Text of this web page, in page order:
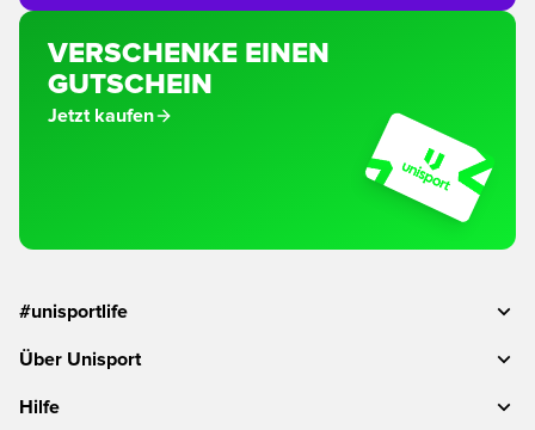
VERSCHENKE EINEN
GUTSCHEIN
Jetzt kaufen
#unisportlife
Über Unisport
Hilfe